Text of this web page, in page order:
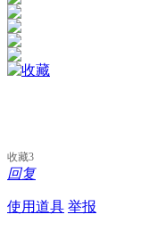
收藏3
回复
使用道具 举报